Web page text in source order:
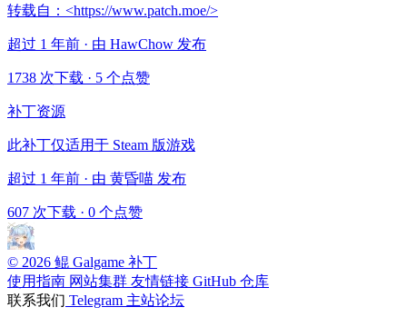
转载自：<https://www.patch.moe/>
超过 1 年前 · 由 HawChow 发布
1738 次下载 · 5 个点赞
补丁资源
此补丁仅适用于 Steam 版游戏
超过 1 年前 · 由 黄昏喵 发布
607 次下载 · 0 个点赞
© 2026 鲲 Galgame 补丁
使用指南 网站集群 友情链接 GitHub 仓库
联系我们 Telegram 主站论坛